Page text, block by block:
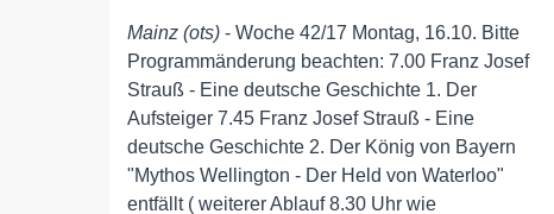
Mainz (ots) - Woche 42/17 Montag, 16.10. Bitte
Programmänderung beachten: 7.00 Franz Josef
Strauß - Eine deutsche Geschichte 1. Der
Aufsteiger 7.45 Franz Josef Strauß - Eine
deutsche Geschichte 2. Der König von Bayern
"Mythos Wellington - Der Held von Waterloo"
entfällt ( weiterer Ablauf 8.30 Uhr wie